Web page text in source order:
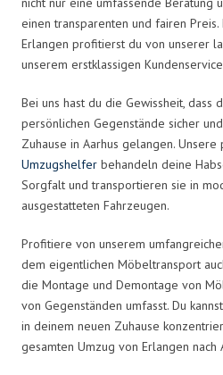
einen transparenten und fairen
Erlangen profitierst du von unserer
unserem erstklassigen
Bei uns hast du die Gewissheit, dass
persönlichen Gegenstände sicher
Zuhause in Aarhus gelangen.
Umzugshelfer behandeln deine
Sorgfalt und transportieren sie in
ausgestatteten Fahrzeugen.
Profitiere von unserem
dem eigentlichen Möbeltransport
die Montage und Demontage von
von Gegenständen umfasst. Du
in deinem neuen Zuhause
gesamten Umzug von Erlangen nach